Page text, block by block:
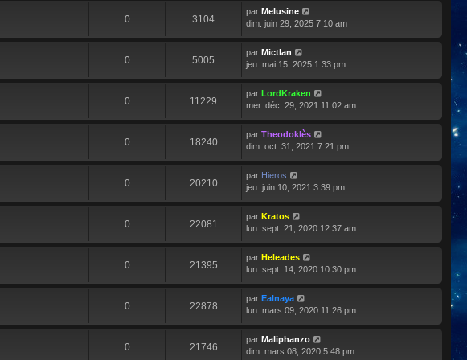
0 3104
par Melusine
dim. juin 29, 2025 7:10 am
0 5005
par Mictlan
jeu. mai 15, 2025 1:33 pm
0 11229
par LordKraken
mer. déc. 29, 2021 11:02 am
0 18240
par Theodoklès
dim. oct. 31, 2021 7:21 pm
0 20210
par Hieros
jeu. juin 10, 2021 3:39 pm
0 22081
par Kratos
lun. sept. 21, 2020 12:37 am
0 21395
par Heleades
lun. sept. 14, 2020 10:30 pm
0 22878
par Ealnaya
lun. mars 09, 2020 11:26 pm
0 21746
par Maliphanzo
dim. mars 08, 2020 5:48 pm